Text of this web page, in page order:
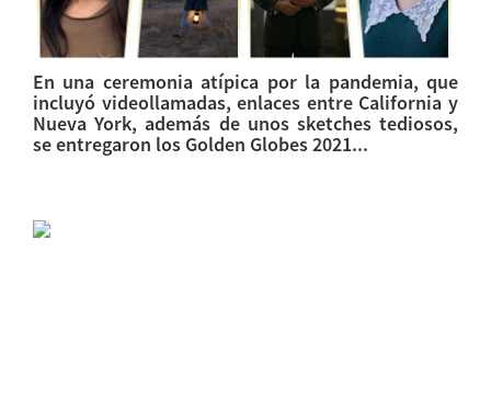
En una ceremonia atípica por la pandemia, que
incluyó videollamadas, enlaces entre California y
Nueva York, además de unos sketches tediosos,
se entregaron los Golden Globes 2021...